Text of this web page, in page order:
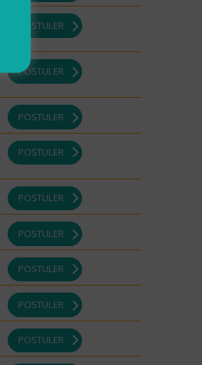
POSTULER
POSTULER
POSTULER
POSTULER
POSTULER
POSTULER
POSTULER
POSTULER
POSTULER